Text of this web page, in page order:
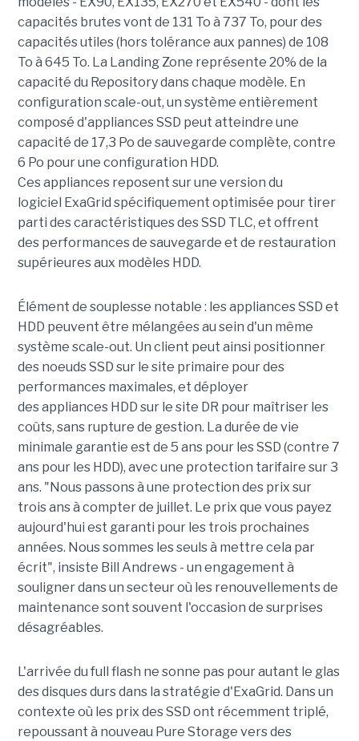
capacités brutes vont de 131 To à 737 To, pour des
capacités utiles (hors tolérance aux pannes) de 108
To à 645 To. La Landing Zone représente 20% de la
capacité du Repository dans chaque modèle. En
configuration scale-out, un système entièrement
composé d'appliances SSD peut atteindre une
capacité de 17,3 Po de sauvegarde complète, contre
6 Po pour une configuration HDD.
Ces appliances reposent sur une version du
logiciel ExaGrid spécifiquement optimisée pour tirer
parti des caractéristiques des SSD TLC, et offrent
des performances de sauvegarde et de restauration
supérieures aux modèles HDD.
Élément de souplesse notable : les appliances SSD et
HDD peuvent être mélangées au sein d'un même
système scale-out. Un client peut ainsi positionner
des noeuds SSD sur le site primaire pour des
performances maximales, et déployer
des appliances HDD sur le site DR pour maîtriser les
coûts, sans rupture de gestion. La durée de vie
minimale garantie est de 5 ans pour les SSD (contre 7
ans pour les HDD), avec une protection tarifaire sur 3
ans. "Nous passons à une protection des prix sur
trois ans à compter de juillet. Le prix que vous payez
aujourd'hui est garanti pour les trois prochaines
années. Nous sommes les seuls à mettre cela par
écrit", insiste Bill Andrews - un engagement à
souligner dans un secteur où les renouvellements de
maintenance sont souvent l'occasion de surprises
désagréables.
L'arrivée du full flash ne sonne pas pour autant le glas
des disques durs dans la stratégie d'ExaGrid. Dans un
contexte où les prix des SSD ont récemment triplé,
repoussant à nouveau Pure Storage vers des